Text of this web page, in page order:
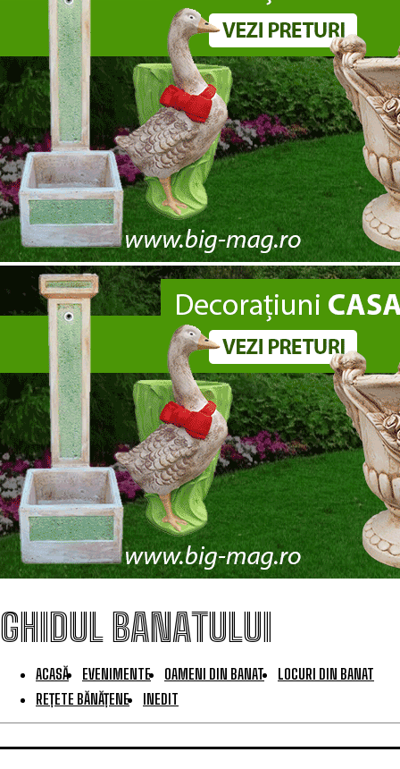
GHIDUL BANATULUI
ACASĂ EVENIMENTE OAMENI DIN BANAT
LOCURI DIN BANAT
REȚETE BĂNĂȚENE
INEDIT